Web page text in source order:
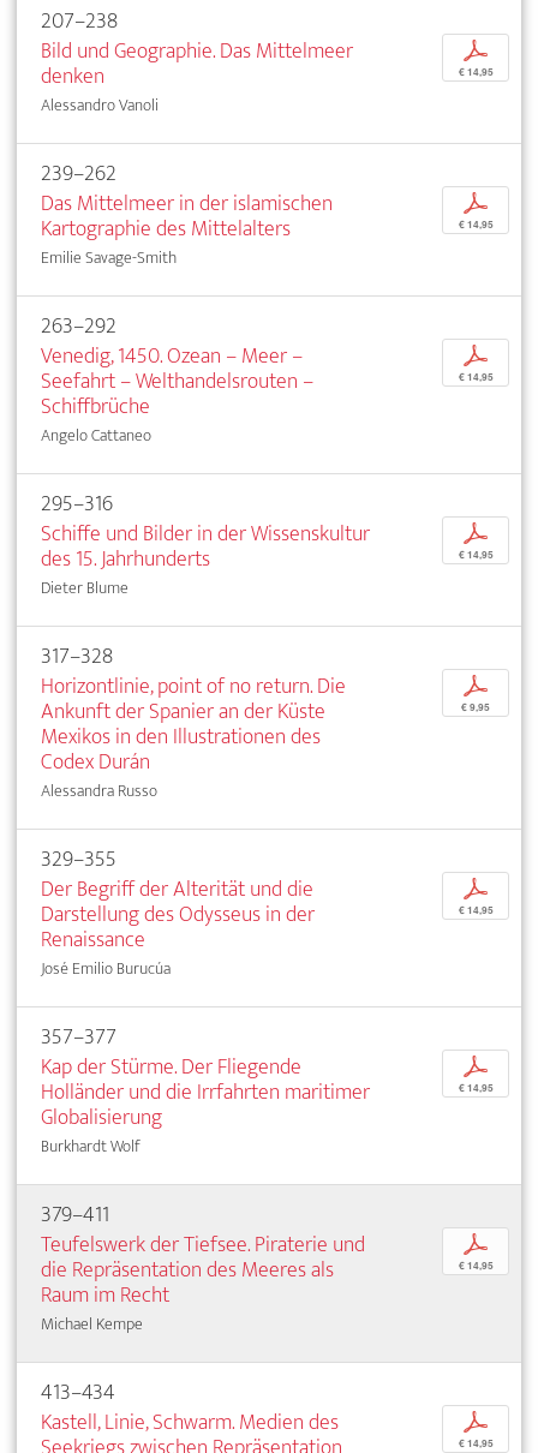
207–238
Bild und Geographie. Das Mittelmeer
denken
Alessandro Vanoli
p
€ 14,95
239–262
Das Mittelmeer in der islamischen
Kartographie des Mittelalters
Emilie Savage-Smith
p
€ 14,95
263–292
Venedig, 1450. Ozean – Meer –
Seefahrt – Welthandelsrouten –
Schiffbrüche
Angelo Cattaneo
p
€ 14,95
295–316
Schiffe und Bilder in der Wissenskultur
des 15. Jahrhunderts
Dieter Blume
p
€ 14,95
317–328
Horizontlinie, point of no return. Die
Ankunft der Spanier an der Küste
Mexikos in den Illustrationen des
Codex Durán
Alessandra Russo
p
€ 9,95
329–355
Der Begriff der Alterität und die
Darstellung des Odysseus in der
Renaissance
José Emilio Burucúa
p
€ 14,95
357–377
Kap der Stürme. Der Fliegende
Holländer und die Irrfahrten maritimer
Globalisierung
Burkhardt Wolf
p
€ 14,95
379–411
Teufelswerk der Tiefsee. Piraterie und
die Repräsentation des Meeres als
Raum im Recht
Michael Kempe
p
€ 14,95
413–434
Kastell, Linie, Schwarm. Medien des
p
€ 14,95